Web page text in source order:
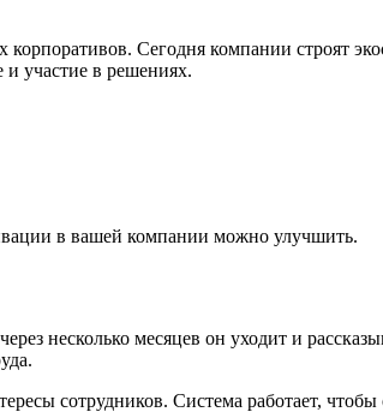
Сегодня компании строят
и участие в решениях.
в вашей компании можно улучшить.
несколько месяцев он уходит и
сотрудников. Система работает,